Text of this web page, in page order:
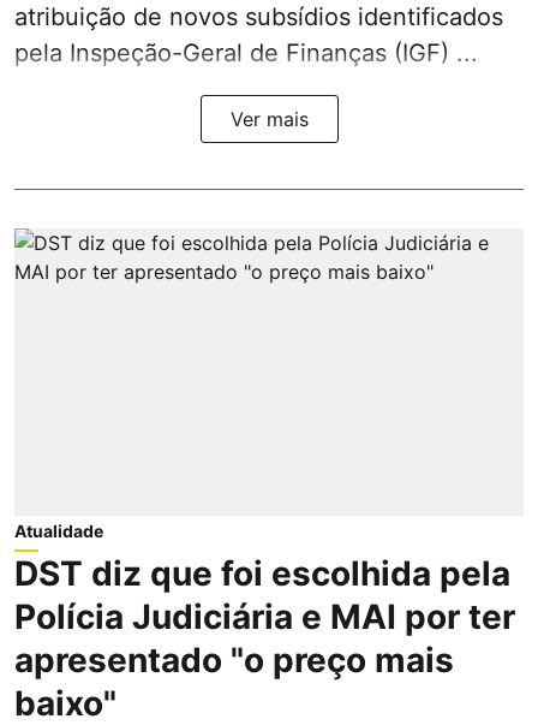
atribuição de novos subsídios identificados
pela Inspeção-Geral de Finanças (IGF) ...
Ver mais
Atualidade
DST diz que foi escolhida pela
Polícia Judiciária e MAI por ter
apresentado "o preço mais
baixo"